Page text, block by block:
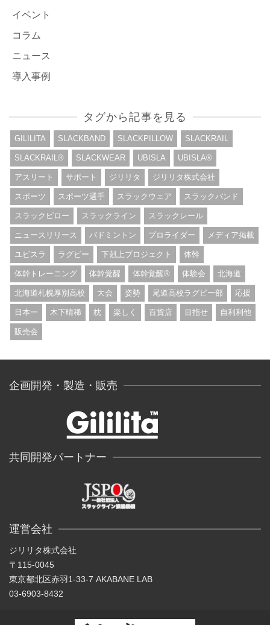
イベント
コラム
ニュース
導入事例
タグから記事を見る
GILILITA SLACKBAND SLACKPILLOW SLACKRAIL
SLACKRAIL®︎ SLACKWEAR UBISLA UBISLA®︎
アスリート サポート ジリリタ ジリリタ株式会社
スポーツ スポーツ選手 スラックウェア スラックバンド
スラックピロー スラックライン スラックレール
ニュースリリース バドミントン プロライダー メディア掲載
ユビスラ ラグビー 下剋上プロジェクト 体幹
体幹トレーニング 体幹覚醒 体幹覚醒®︎ 体験会 北海道
北海道札幌厚別高校 大会 姿勢 尾道高校ラグビー部 応援
日本一 木下晴稀 枕 楽しく 百貨店 目指せ 自利利他
販売会
企画開発・製造・販売
共同開発パートナー
運営会社
ジリリタ株式会社
〒115-0045
東京都北区赤羽1-33-7 AKABANE LAB
03-6903-8432